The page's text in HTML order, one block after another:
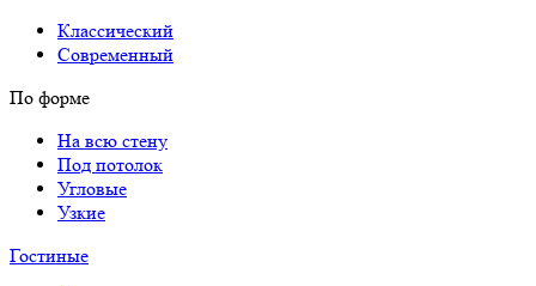
Классический
Современный
По форме
На всю стену
Под потолок
Угловые
Узкие
Гостиные